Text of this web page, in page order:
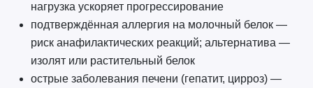
нагрузка ускоряет прогрессирование
подтверждённая аллергия на молочный белок —
риск анафилактических реакций; альтернатива —
изолят или растительный белок
острые заболевания печени (гепатит, цирроз) —